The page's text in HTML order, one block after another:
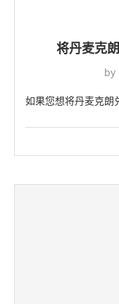
将丹麦克
by
如果您想将丹麦克朗